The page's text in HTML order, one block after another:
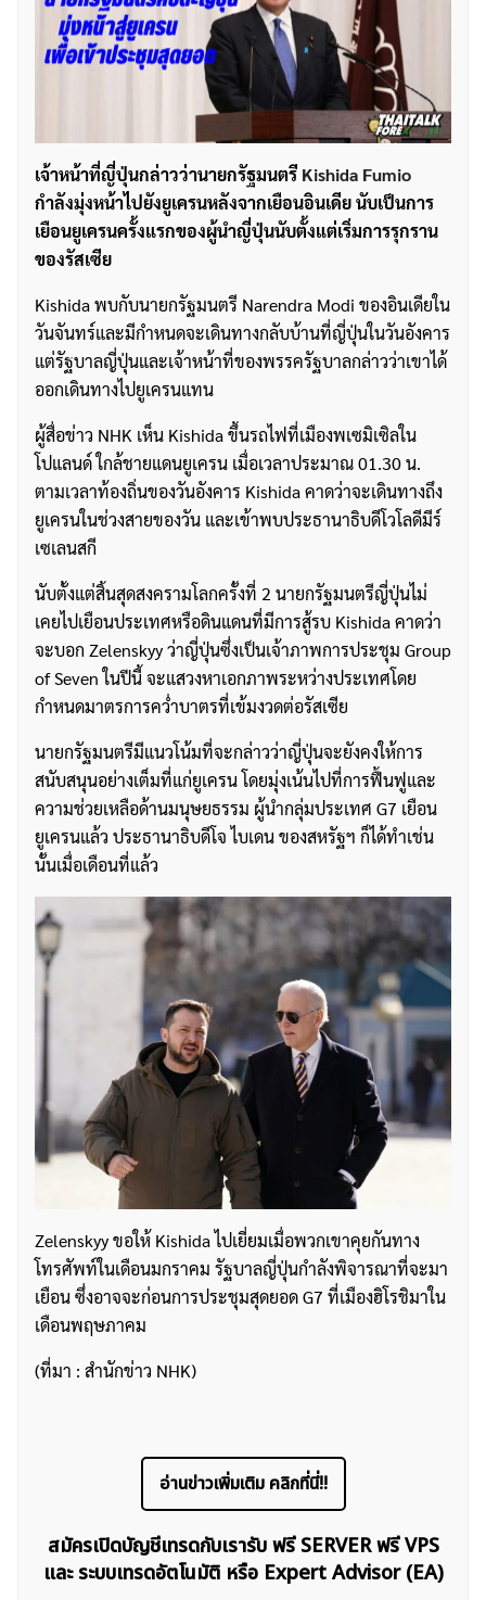
เจ้าหน้าที่ญี่ปุ่นกล่าวว่านายกรัฐมนตรี Kishida Fumio
กำลังมุ่งหน้าไปยังยูเครนหลังจากเยือนอินเดีย นับเป็นการ
เยือนยูเครนครั้งแรกของผู้นำญี่ปุ่นนับตั้งแต่เริ่มการรุกราน
ของรัสเซีย
Kishida พบกับนายกรัฐมนตรี Narendra Modi ของอินเดียใน
วันจันทร์และมีกำหนดจะเดินทางกลับบ้านที่ญี่ปุ่นในวันอังคาร
แต่รัฐบาลญี่ปุ่นและเจ้าหน้าที่ของพรรครัฐบาลกล่าวว่าเขาได้
ออกเดินทางไปยูเครนแทน
ผู้สื่อข่าว NHK เห็น Kishida ขึ้นรถไฟที่เมืองพเซมิเซิลใน
โปแลนด์ ใกล้ชายแดนยูเครน เมื่อเวลาประมาณ 01.30 น.
ตามเวลาท้องถิ่นของวันอังคาร Kishida คาดว่าจะเดินทางถึง
ยูเครนในช่วงสายของวัน และเข้าพบประธานาธิบดีโวโลดีมีร์
เซเลนสกี
นับตั้งแต่สิ้นสุดสงครามโลกครั้งที่ 2 นายกรัฐมนตรีญี่ปุ่นไม่
เคยไปเยือนประเทศหรือดินแดนที่มีการสู้รบ Kishida คาดว่า
จะบอก Zelenskyy ว่าญี่ปุ่นซึ่งเป็นเจ้าภาพการประชุม Group
of Seven ในปีนี้ จะแสวงหาเอกภาพระหว่างประเทศโดย
กำหนดมาตรการคว่ำบาตรที่เข้มงวดต่อรัสเซีย
นายกรัฐมนตรีมีแนวโน้มที่จะกล่าวว่าญี่ปุ่นจะยังคงให้การ
สนับสนุนอย่างเต็มที่แก่ยูเครน โดยมุ่งเน้นไปที่การฟื้นฟูและ
ความช่วยเหลือด้านมนุษยธรรม ผู้นำกลุ่มประเทศ G7 เยือน
ยูเครนแล้ว ประธานาธิบดีโจ ไบเดน ของสหรัฐฯ ก็ได้ทำเช่น
นั้นเมื่อเดือนที่แล้ว
Zelenskyy ขอให้ Kishida ไปเยี่ยมเมื่อพวกเขาคุยกันทาง
โทรศัพท์ในเดือนมกราคม รัฐบาลญี่ปุ่นกำลังพิจารณาที่จะมา
เยือน ซึ่งอาจจะก่อนการประชุมสุดยอด G7 ที่เมืองฮิโรชิมาใน
เดือนพฤษภาคม
(ที่มา : สำนักข่าว NHK)
อ่านข่าวเพิ่มเติม คลิกที่นี่!!
สมัครเปิดบัญชีเทรดกับเรารับ ฟรี SERVER ฟรี VPS
และ ระบบเทรดอัตโนมัติ หรือ Expert Advisor (EA)